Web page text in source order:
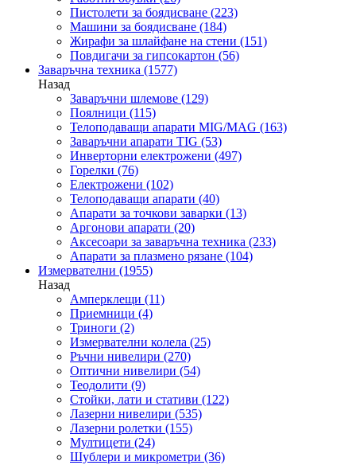
Пистолети за боядисване (223)
Машини за боядисване (184)
Жирафи за шлайфане на стени (151)
Повдигачи за гипсокартон (56)
Заваръчна техника (1577)
Назад
Заваръчни шлемове (129)
Поялници (115)
Телоподаващи апарати MIG/MAG (163)
Заваръчни апарати TIG (53)
Инверторни електрожени (497)
Горелки (76)
Електрожени (102)
Телоподаващи апарати (40)
Апарати за точкови заварки (13)
Аргонови апарати (20)
Аксесоари за заваръчна техника (233)
Апарати за плазмено рязане (104)
Измервателни (1955)
Назад
Амперклещи (11)
Приемници (4)
Триноги (2)
Измервателни колела (25)
Ръчни нивелири (270)
Оптични нивелири (54)
Теодолити (9)
Стойки, лати и стативи (122)
Лазерни нивелири (535)
Лазерни ролетки (155)
Мултицети (24)
Шублери и микрометри (36)